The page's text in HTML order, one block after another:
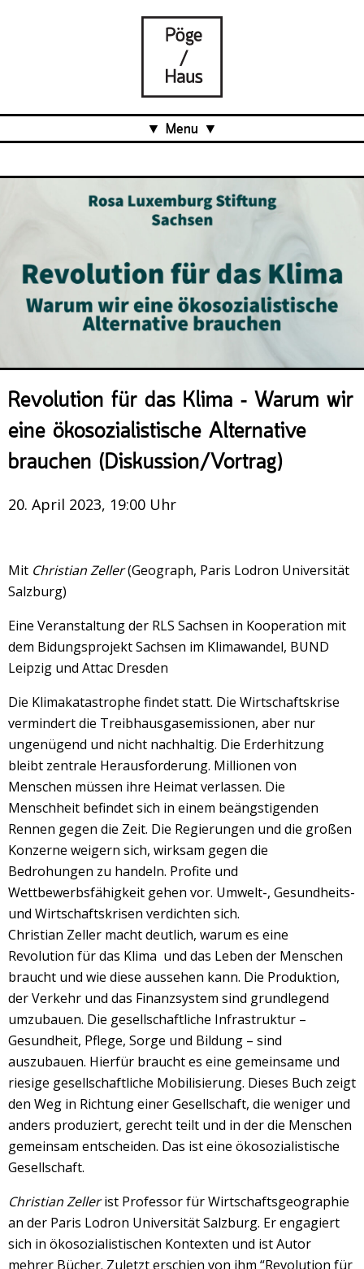
Menu
Projects
Über uns
Team
Organisation
Veranstaltungsrückblick
Kontakt und Anfahrt
Datenschutz
Räume mieten
Revolution für das Klima – Warum wir
eine ökosozialistische Alternative
brauchen (Diskussion/Vortrag)
20. April 2023, 19:00 Uhr
Mit Christian Zeller(Geograph, Paris Lodron Universität
Salzburg)
Eine Veranstaltung der RLS Sachsen in Kooperation mit
dem Bidungsprojekt Sachsen im Klimawandel, BUND
Leipzig und Attac Dresden
Die Klimakatastrophe findet statt. Die Wirtschaftskrise
vermindert die Treibhausgasemissionen, aber nur
ungenügend und nicht nachhaltig. Die Erderhitzung
bleibt zentrale Herausforderung. Millionen von
Menschen müssen ihre Heimat verlassen. Die
Menschheit befindet sich in einem beängstigenden
Rennen gegen die Zeit. Die Regierungen und die großen
Konzerne weigern sich, wirksam gegen die
Bedrohungen zu handeln. Profite und
Wettbewerbsfähigkeit gehen vor. Umwelt-, Gesundheits-
und Wirtschaftskrisen verdichten sich.
Christian Zeller macht deutlich, warum es eine
Revolution für das Klima und das Leben der Menschen
braucht und wie diese aussehen kann. Die Produktion,
der Verkehr und das Finanzsystem sind grundlegend
umzubauen. Die gesellschaftliche Infrastruktur –
Gesundheit, Pflege, Sorge und Bildung – sind
auszubauen. Hierfür braucht es eine gemeinsame und
riesige gesellschaftliche Mobilisierung. Dieses Buch zeigt
den Weg in Richtung einer Gesellschaft, die weniger und
anders produziert, gerecht teilt und in der die Menschen
gemeinsam entscheiden. Das ist eine ökosozialistische
Gesellschaft.
Christian Zellerist Professor für Wirtschaftsgeographie
an der Paris Lodron Universität Salzburg. Er engagiert
sich in ökosozialistischen Kontexten und ist Autor
mehrer Bücher. Zuletzt erschien von ihm “Revolution für